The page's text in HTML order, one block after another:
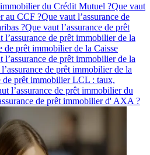
du Crédit Mutuel ?Que vaut
au CCF ?Que vaut l’assurance de
?Que vaut l’assurance de prêt
l’assurance de prêt immobilier de la
de prêt immobilier de la Caisse
l’assurance de prêt immobilier de la
de prêt immobilier de la
de prêt immobilier LCL : taux,
l’assurance de prêt immobilier du
de prêt immobilier d' AXA ?